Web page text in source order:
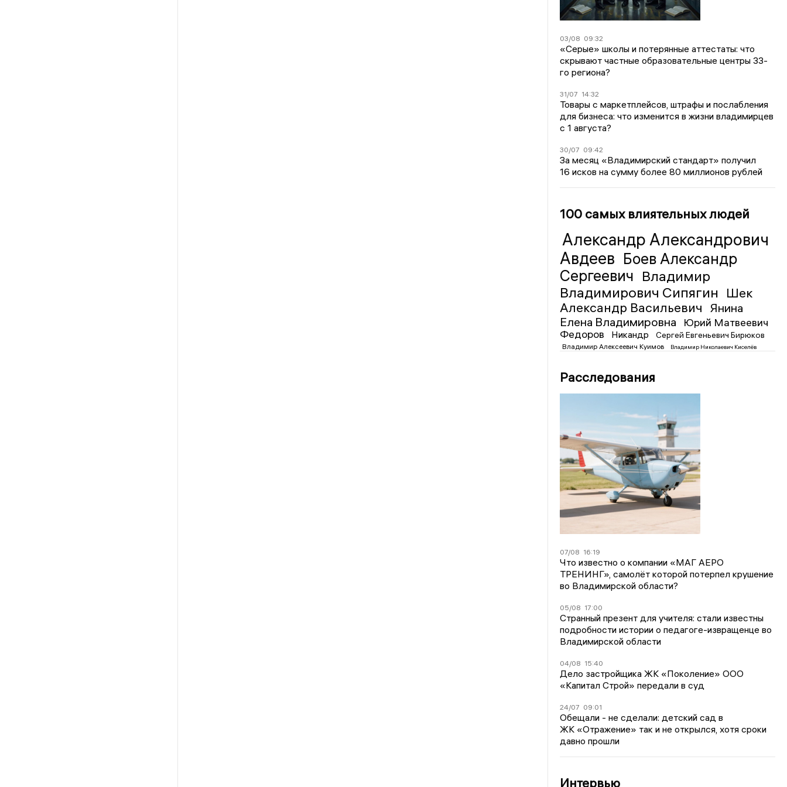
03/08 09:32
«Серые» школы и потерянные аттестаты: что
скрывают частные образовательные центры 33-
го региона?
31/07 14:32
Товары с маркетплейсов, штрафы и послабления
для бизнеса: что изменится в жизни владимирцев
с 1 августа?
30/07 09:42
За месяц «Владимирский стандарт» получил
16 исков на сумму более 80 миллионов рублей
100 самых влиятельных людей
Александр Александрович
Авдеев Боев Александр
Сергеевич Владимир
Владимирович Сипягин Шек
Александр Васильевич
Янина
Елена Владимировна
Юрий Матвеевич
Федоров
Никандр Сергей Евгеньевич Бирюков
Владимир Алексеевич Куимов Владимир Николаевич Киселёв
Расследования
07/08 16:19
Что известно о компании «МАГ АЕРО
ТРЕНИНГ», самолёт которой потерпел крушение
во Владимирской области?
05/08 17:00
Странный презент для учителя: стали известны
подробности истории о педагоге-извращенце во
Владимирской области
04/08 15:40
Дело застройщика ЖК «Поколение» ООО
«Капитал Строй» передали в суд
24/07 09:01
Обещали - не сделали: детский сад в
ЖК «Отражение» так и не открылся, хотя сроки
давно прошли
Интервью